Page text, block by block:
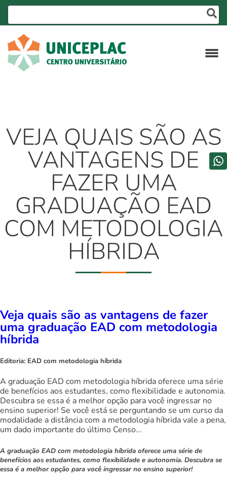
VEJA QUAIS SÃO AS
VANTAGENS DE
FAZER UMA
GRADUAÇÃO EAD
COM METODOLOGIA
HÍBRIDA
Veja quais são as vantagens de fazer
uma graduação EAD com metodologia
híbrida
Editoria: EAD com metodologia híbrida
A graduação EAD com metodologia híbrida oferece uma série
de benefícios aos estudantes, como flexibilidade e autonomia.
Descubra se essa é a melhor opção para você ingressar no
ensino superior! Se você está se perguntando se um curso da
modalidade a distância com a metodologia híbrida vale a pena,
um dado importante do último Censo...
A graduação EAD com metodologia híbrida oferece uma série de
benefícios aos estudantes, como flexibilidade e autonomia. Descubra se
essa é a melhor opção para você ingressar no ensino superior!